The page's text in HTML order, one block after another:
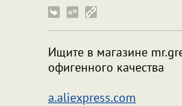
Ищите в магазине
офигенного качества
a.aliexpress.com